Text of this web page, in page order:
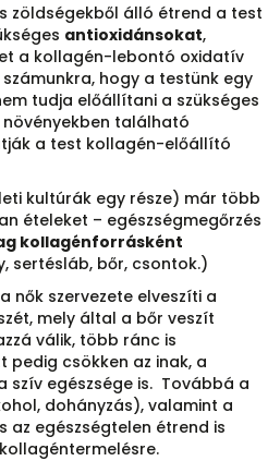
zöldségekből álló étrend a test
antioxidánsokat,
a kollagén-lebontó oxidatív
hogy a testünk egy
tudja előállítani a szükséges
található
a test kollagén-előállító
kultúrák egy része) már több
ételeket – egészségmegőrzés
kollagénforrásként
sertésláb, bőr, csontok.)
nők szervezete elveszíti a
mely által a bőr veszít
válik, több ránc is
pedig csökken az inak, a
szív egészsége is. Továbbá a
dohányzás), valamint a
az egészségtelen étrend is